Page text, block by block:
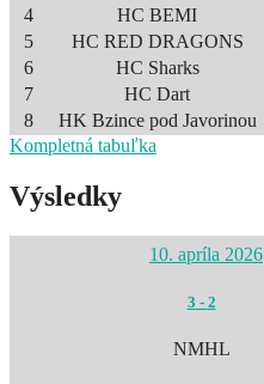
4
HC BEMI
5
HC RED DRAGONS
6
HC Sharks
7
HC Dart
8
HK Bzince pod Javorinou
Kompletná tabuľka
Výsledky
10. apríla 2026
3 - 2
NMHL